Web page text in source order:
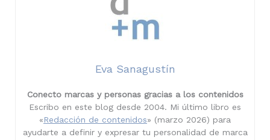
Eva Sanagustín
Conecto marcas y personas gracias a los contenidos
Escribo en este blog desde 2004. Mi último libro es
«Redacción de contenidos» (marzo 2026) para
ayudarte a definir y expresar tu personalidad de marca